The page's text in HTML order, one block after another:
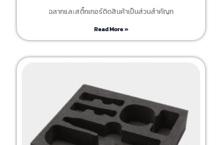
ฉลากและสติ๊กเกอร์ติดสินค้าเป็นส่วนสำคัญท
Read More »